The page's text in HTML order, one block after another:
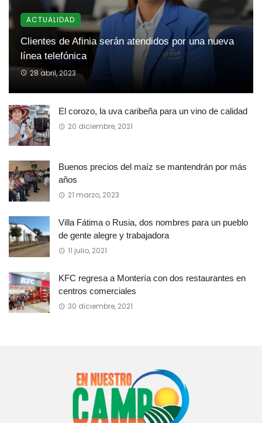
ACTUALIDAD
Clientes de Afinia serán atendidos por una nueva
línea telefónica
28 abril, 2023
El corozo, la uva caribeña para un vino de calidad
20 diciembre, 2021
Buenos precios del maíz se mantendrán por más
años
21 marzo, 2023
Villa Fátima o Rusia, dos nombres para un pueblo
de gente alegre y trabajadora
11 julio, 2021
KFC regresa a Montería con dos restaurantes en
centros comerciales
30 diciembre, 2021